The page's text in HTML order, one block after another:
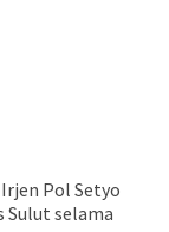
Pol Setyo
Sulut selama